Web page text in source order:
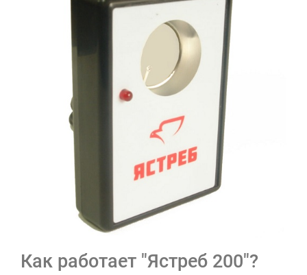
Как работает "Ястреб 200"?